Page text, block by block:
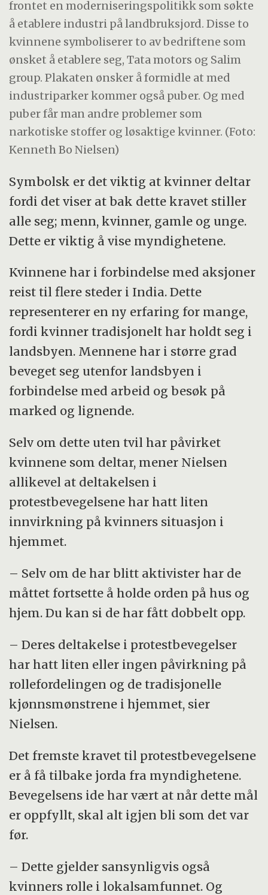
frontet en moderniseringspolitikk som søkte
å etablere industri på landbruksjord. Disse to
kvinnene symboliserer to av bedriftene som
ønsket å etablere seg, Tata motors og Salim
group. Plakaten ønsker å formidle at med
industriparker kommer også puber. Og med
puber får man andre problemer som
narkotiske stoffer og løsaktige kvinner. (Foto:
Kenneth Bo Nielsen)
Symbolsk er det viktig at kvinner deltar
fordi det viser at bak dette kravet stiller
alle seg; menn, kvinner, gamle og unge.
Dette er viktig å vise myndighetene.
Kvinnene har i forbindelse med aksjoner
reist til flere steder i India. Dette
representerer en ny erfaring for mange,
fordi kvinner tradisjonelt har holdt seg i
landsbyen. Mennene har i større grad
beveget seg utenfor landsbyen i
forbindelse med arbeid og besøk på
marked og lignende.
Selv om dette uten tvil har påvirket
kvinnene som deltar, mener Nielsen
allikevel at deltakelsen i
protestbevegelsene har hatt liten
innvirkning på kvinners situasjon i
hjemmet.
– Selv om de har blitt aktivister har de
måttet fortsette å holde orden på hus og
hjem. Du kan si de har fått dobbelt opp.
– Deres deltakelse i protestbevegelser
har hatt liten eller ingen påvirkning på
rollefordelingen og de tradisjonelle
kjønnsmønstrene i hjemmet, sier
Nielsen.
Det fremste kravet til protestbevegelsene
er å få tilbake jorda fra myndighetene.
Bevegelsens ide har vært at når dette mål
er oppfyllt, skal alt igjen bli som det var
før.
– Dette gjelder sansynligvis også
kvinners rolle i lokalsamfunnet. Og